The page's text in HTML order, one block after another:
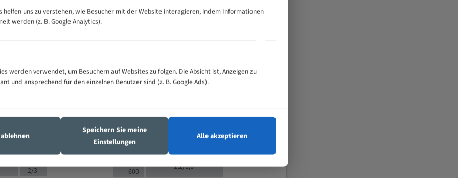
300
500
4/6
4/6
4/5
4/5
2/3
M (mm)
Zähne pro
Zoll (ZpZ))
35 - 70
5/8
130 -
350
150 -
600
1,1/1,6
helfen uns zu verstehen, wie Besucher mit der Website interagieren, indem Informationen
werden (z. B. Google Analytics).
werden verwendet, um Besuchern auf Websites zu folgen. Die Absicht ist, Anzeigen zu
und ansprechend für den einzelnen Benutzer sind (z. B. Google Ads).
Speichern Sie meine
Einstellungen
Alle akzeptieren